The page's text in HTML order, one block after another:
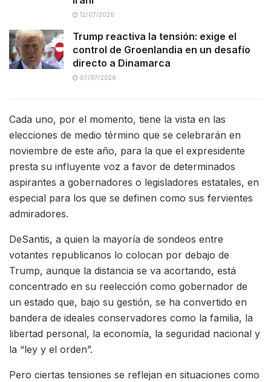
12/07/2026
Trump reactiva la tensión: exige el
control de Groenlandia en un desafío
directo a Dinamarca
07/07/2026
Cada uno, por el momento, tiene la vista en las
elecciones de medio término que se celebrarán en
noviembre de este año, para la que el expresidente
presta su influyente voz a favor de determinados
aspirantes a gobernadores o legisladores estatales, en
especial para los que se definen como sus fervientes
admiradores.
DeSantis, a quien la mayoría de sondeos entre
votantes republicanos lo colocan por debajo de
Trump, aunque la distancia se va acortando, está
concentrado en su reelección como gobernador de
un estado que, bajo su gestión, se ha convertido en
bandera de ideales conservadores como la familia, la
libertad personal, la economía, la seguridad nacional y
la “ley y el orden”.
Pero ciertas tensiones se reflejan en situaciones como